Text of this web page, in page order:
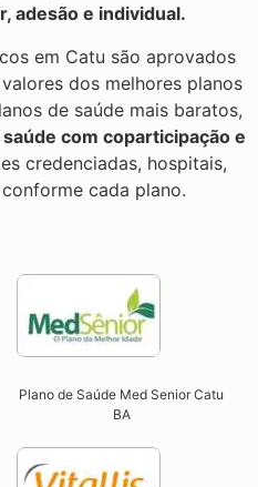
adesão e individual.
em Catu são aprovados
dos melhores planos
de saúde mais baratos,
com coparticipação e
credenciadas, hospitais,
cada plano.
Plano de Saúde Med Senior Catu
BA